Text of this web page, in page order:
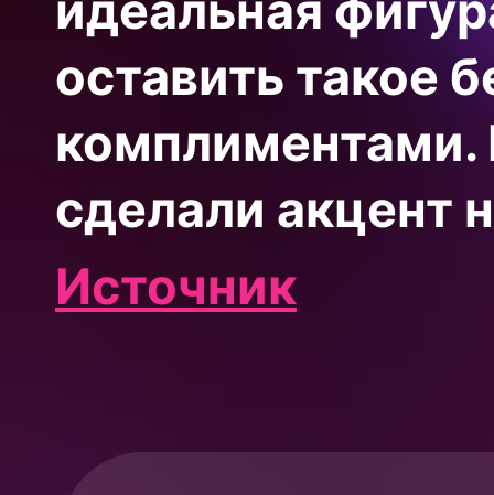
оставить такое
комплиментами.
сделали акцент
Источник